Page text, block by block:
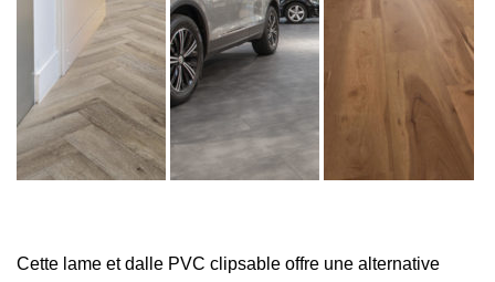
Cette lame et dalle PVC clipsable offre une alternative